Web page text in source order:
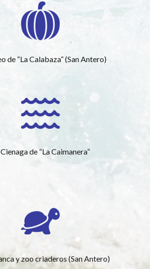
de “La Calabaza” (San Antero)
de “La Caimanera”
y zoo criaderos (San Antero)